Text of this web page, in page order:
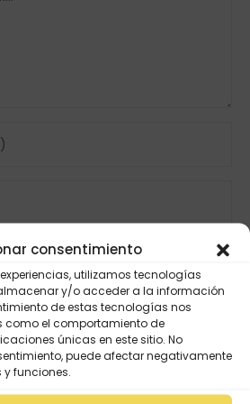
consentimiento
utilizamos tecnologías
y/o acceder a la información
de estas tecnologías nos
como el comportamiento de
únicas en este sitio. No
puede afectar negativamente
funciones.